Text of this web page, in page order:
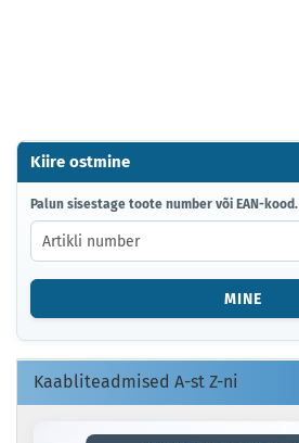
Kiire ostmine
PALUN
SISESTAGE
TOOTE
NUMBER
VÕI
KOOD.
Palun sisestage toote number või EAN-kood.
MINE
Kaabliteadmised A-st Z-ni